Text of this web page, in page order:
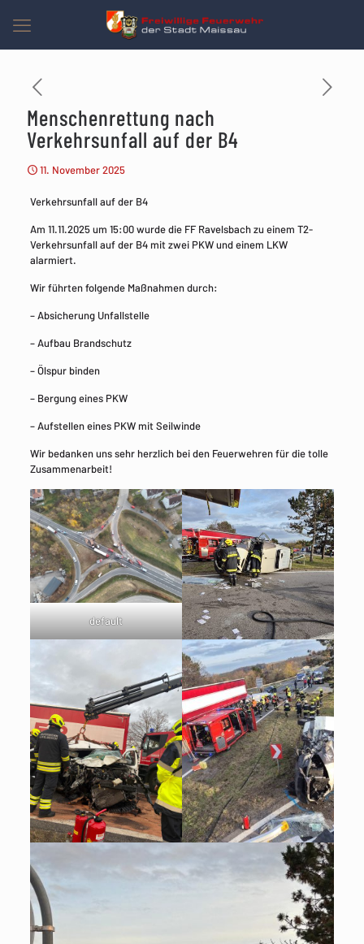
Menschenrettung nach
Verkehrsunfall auf der B4
11. November 2025
Verkehrsunfall auf der B4
Am 11.11.2025 um 15:00 wurde die FF Ravelsbach zu einem T2-
Verkehrsunfall auf der B4 mit zwei PKW und einem LKW
alarmiert.
Wir führten folgende Maßnahmen durch:
– Absicherung Unfallstelle
– Aufbau Brandschutz
– Ölspur binden
– Bergung eines PKW
– Aufstellen eines PKW mit Seilwinde
Wir bedanken uns sehr herzlich bei den Feuerwehren für die tolle
Zusammenarbeit!
default